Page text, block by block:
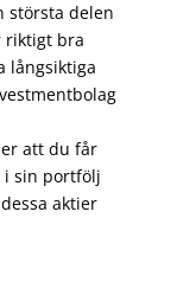
största delen
riktigt bra
långsiktiga
att du får
i sin portfölj
aktier